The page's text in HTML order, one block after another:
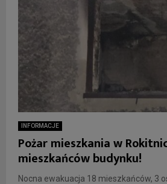
INFORMACJE
Pożar mieszkania w
mieszkańców budynku!
Nocna ewakuacja 18 mieszkańców, 3